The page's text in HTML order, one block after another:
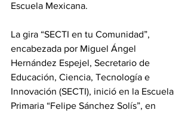
Escuela Mexicana.
La gira “SECTI en tu Comunidad”,
encabezada por Miguel Ángel
Hernández Espejel, Secretario de
Educación, Ciencia, Tecnología e
Innovación (SECTI), inició en la Escuela
Primaria “Felipe Sánchez Solís”, en